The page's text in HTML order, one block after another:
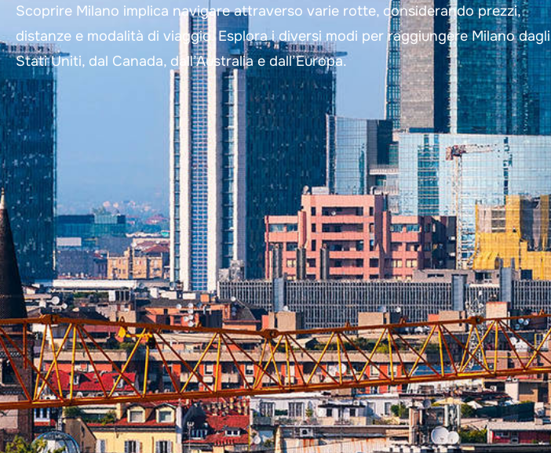
Scoprire Milano implica navigare attraverso varie rotte, considerando prezzi,
distanze e modalità di viaggio. Esplora i diversi modi per raggiungere Milano dagli
Stati Uniti, dal Canada, dall’Australia e dall’Europa.